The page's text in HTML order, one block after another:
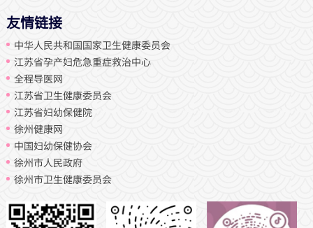
友情链接
中华人民共和国国家卫生健康委员会
江苏省孕产妇危急重症救治中心
全程导医网
江苏省卫生健康委员会
江苏省妇幼保健院
徐州健康网
中国妇幼保健协会
徐州市人民政府
徐州市卫生健康委员会